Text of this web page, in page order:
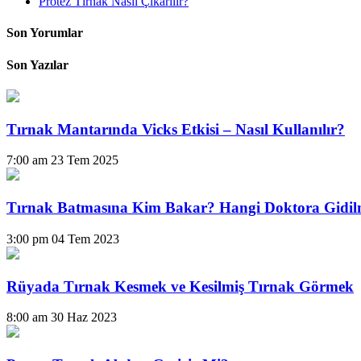
Son Yorumlar
Son Yazılar
Tırnak Mantarında Vicks Etkisi – Nasıl Kullanılır?
7:00 am 23 Tem 2025
Tırnak Batmasına Kim Bakar? Hangi Doktora
3:00 pm 04 Tem 2023
Rüyada Tırnak Kesmek ve Kesilmiş Tırnak Görmek
8:00 am 30 Haz 2023